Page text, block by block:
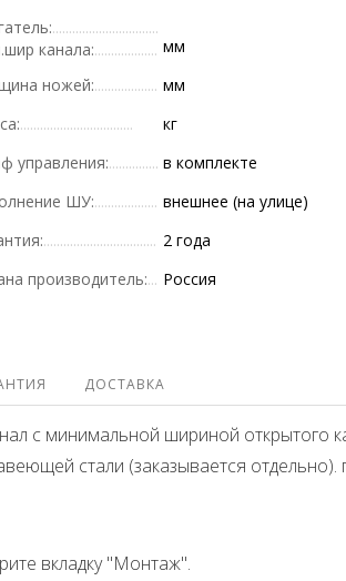
канала:
мм
ножей:
мм
кг
управления:
в комплекте
ШУ:
внешнее (на улице)
2 года
производитель:
Россия
ДОСТАВКА
c минимальной шириной открытого
стали (заказывается отдельно).
вкладку "Монтаж".